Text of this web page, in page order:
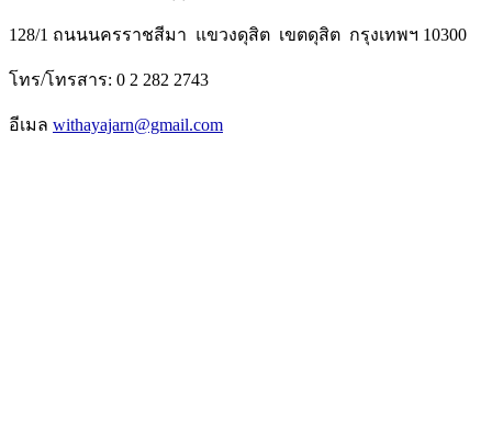
128/1 ถนนนครราชสีมา แขวงดุสิต เขตดุสิต กรุงเทพฯ 10300
โทร/โทรสาร: 0 2 282 2743
อีเมล withayajarn@gmail.com